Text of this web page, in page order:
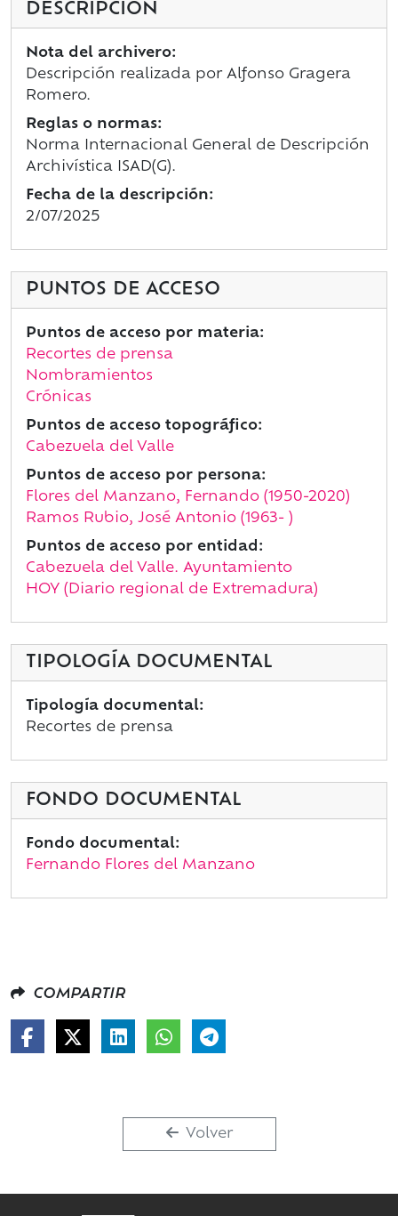
DESCRIPCIÓN
Nota del archivero:
Descripción realizada por Alfonso Gragera
Romero.
Reglas o normas:
Norma Internacional General de Descripción
Archivística ISAD(G).
Fecha de la descripción:
2/07/2025
PUNTOS DE ACCESO
Puntos de acceso por materia:
Recortes de prensa
Nombramientos
Crónicas
Puntos de acceso topográfico:
Cabezuela del Valle
Puntos de acceso por persona:
Flores del Manzano, Fernando (1950-2020)
Ramos Rubio, José Antonio (1963- )
Puntos de acceso por entidad:
Cabezuela del Valle. Ayuntamiento
HOY (Diario regional de Extremadura)
TIPOLOGÍA DOCUMENTAL
Tipología documental:
Recortes de prensa
FONDO DOCUMENTAL
Fondo documental:
Fernando Flores del Manzano
COMPARTIR
Volver